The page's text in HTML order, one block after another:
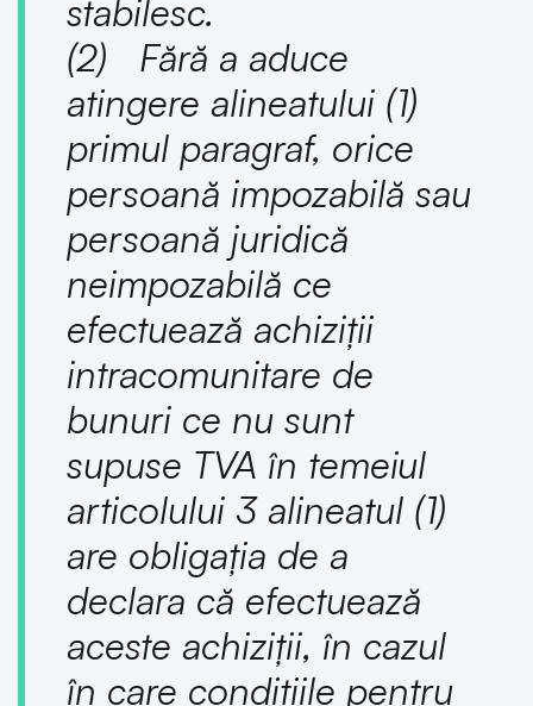
stabilesc.
(2) Fără a aduce
atingere alineatului (1)
primul paragraf, orice
persoană impozabilă sau
persoană juridică
neimpozabilă ce
efectuează achiziții
intracomunitare de
bunuri ce nu sunt
supuse TVA în temeiul
articolului 3 alineatul (1)
are obligația de a
declara că efectuează
aceste achiziții, în cazul
în care condițiile pentru